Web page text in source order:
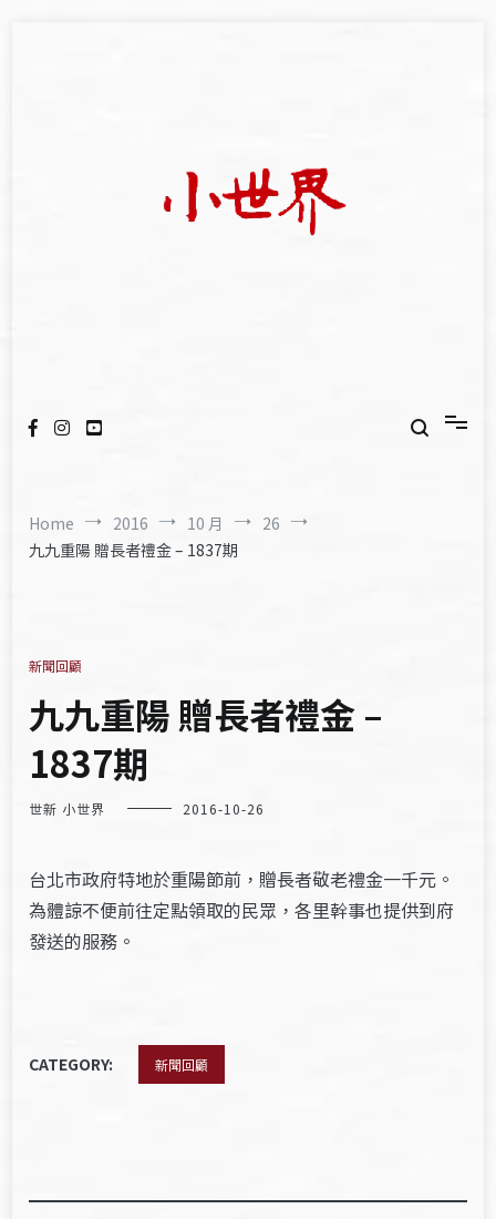
Home 2016 10 月
26
九九重陽 贈長者禮金 – 1837期
新聞回顧
九九重陽 贈長者禮金 –
1837期
世新 小世界 2016-10-26
台北市政府特地於重陽節前，贈長者敬老禮金一千元。
為體諒不便前往定點領取的民眾，各里幹事也提供到府
發送的服務。
CATEGORY: 新聞回顧